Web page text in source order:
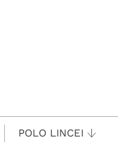
POLO LINCEI